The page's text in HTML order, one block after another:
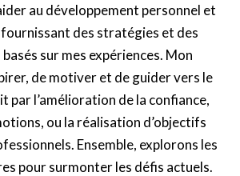
au développement personnel et
des stratégies et des
sur mes expériences. Mon
de motiver et de guider vers le
par l’amélioration de la confiance,
ou la réalisation d’objectifs
Ensemble, explorons les
pour surmonter les défis actuels.